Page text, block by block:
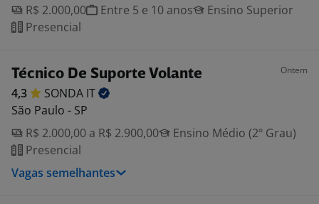
R$ 2.000,00
Entre 5 e 10 anos
Ensino Superior
Presencial
Técnico De Suporte Volante Ontem
4,3 SONDA IT
São Paulo - SP
R$ 2.000,00 a R$ 2.900,00
Ensino Médio (2º Grau)
Presencial
Vagas semelhantes